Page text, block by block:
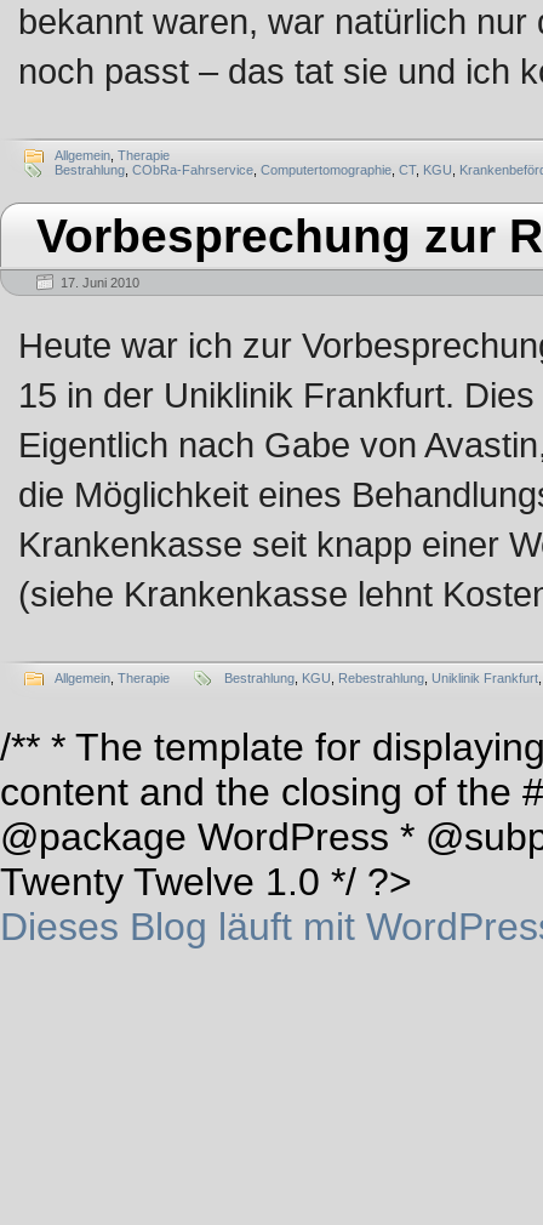
bekannt waren, war natürlich
noch passt – das tat sie und ich
Allgemein Therapie
Bestrahlung CObRa-Fahrservice Computertomographie CT, KGU
Vorbesprechung zur
17. Juni 2010
Heute war ich zur
15 in der Uniklinik Frankfurt.
Eigentlich nach Gabe von
die Möglichkeit eines
Krankenkasse seit knapp einer
(siehe Krankenkasse lehnt
Allgemein Therapie Bestrahlung KGU Rebestrahlung Uniklinik Frankfurt
/** * The template for
content and the closing of the
@package WordPress *
Twenty Twelve 1.0 */ ?>
Dieses Blog läuft mit